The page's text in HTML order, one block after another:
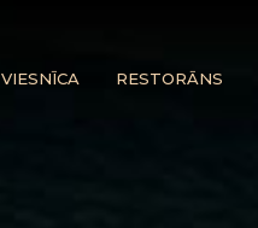
VIESNĪCA RESTORĀNS